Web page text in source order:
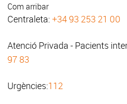
Com arribar
Centraleta: +34 93 253 21 00
Atenció Privada - Pacients
97 83
Urgències:112